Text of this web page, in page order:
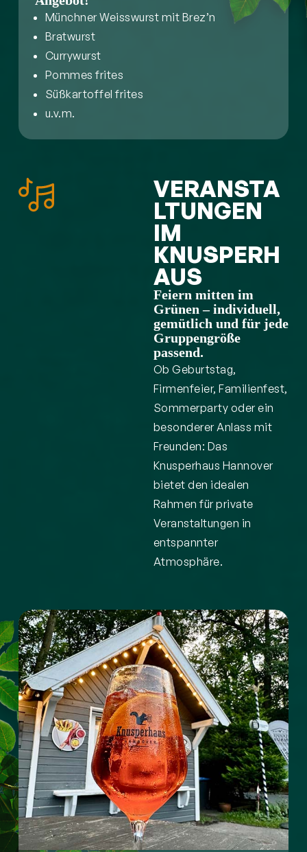
Münchner Weisswurst mit Brez’n
Bratwurst
Currywurst
Pommes frites
Süßkartoffel frites
u.v.m.
VERANSTA
LTUNGEN
IM
KNUSPERH
AUS
Feiern mitten im
Grünen – individuell,
gemütlich und für jede
Gruppengröße
passend.
Ob Geburtstag,
Firmenfeier, Familienfest,
Sommerparty oder ein
besonderer Anlass mit
Freunden: Das
Knusperhaus Hannover
bietet den idealen
Rahmen für private
Veranstaltungen in
entspannter
Atmosphäre.